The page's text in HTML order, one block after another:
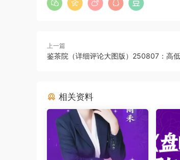
上一篇
鉴茶院（详细评论大图版）250807：高
相关资料